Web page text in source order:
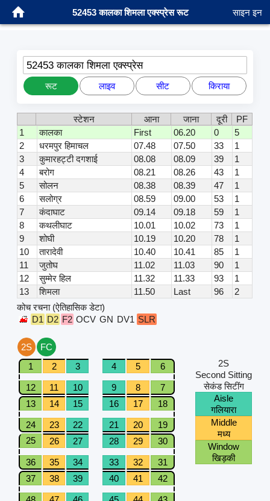
52453 कालका शिमला एक्स्प्रेस रूट साइन इन
52453 कालका शिमला एक्स्प्रेस
रूट लाइव सीट किराया
स्टेशन आना जाना दूरी
PF
1
कालका First 06.20 0
5
2
धरमपुर हिमाचल 07.48 07.50 33
1
3
कुमारहट्टी दगशाई 08.08 08.09 39
1
4
बरोग 08.21 08.26 43
1
5
सोलन 08.38 08.39 47
1
6
सलोग्र 08.59 09.00 53
1
7
कंदाघाट 09.14 09.18 59
1
8
कथलीघाट 10.01 10.02 73
1
9
शोघी 10.19 10.20 78
1
10
तारादेवी 10.40 10.41 85
1
11
जुतोघ 11.02 11.03 90
1
12
सुम्मेर हिल 11.32 11.33 93
1
13
शिमला 11.50 Last 96
2
कोच रचना (ऐतिहासिक डेटा)
D1 D2 F2 OCV GN DV1 SLR
2S
FC
1
2 3 4 5 6
12 11 10 9 8
7
13
14 15 16 17 18
24 23 22 21 20
19
25
26 27 28 29 30
36 35 34 33 32
31
37
38 39 40 41 42
2S
Second Sitting
सेकंड सिटींग
Aisle
गलियारा
Middle
मध्य
Window
खिड़की